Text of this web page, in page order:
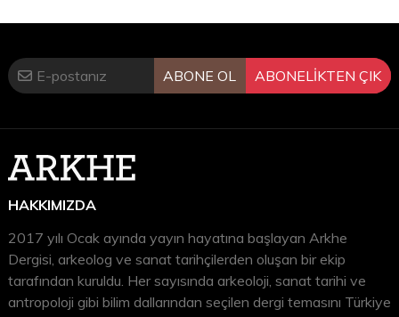
ABONE OL ABONELİKTEN ÇIK
HAKKIMIZDA
2017 yılı Ocak ayında yayın hayatına başlayan Arkhe
Dergisi, arkeolog ve sanat tarihçilerden oluşan bir ekip
tarafından kuruldu. Her sayısında arkeoloji, sanat tarihi ve
antropoloji gibi bilim dallarından seçilen dergi temasını Türkiye